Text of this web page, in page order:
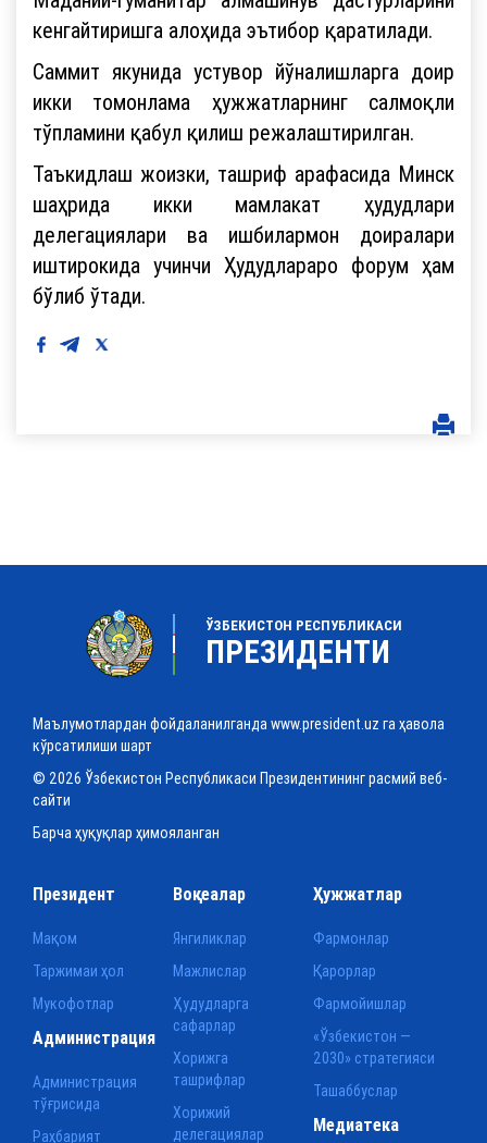
кенгайтиришга алоҳида эътибор қаратилади.
Саммит якунида устувор йўналишларга доир
икки томонлама ҳужжатларнинг салмоқли
тўпламини қабул қилиш режалаштирилган.
Таъкидлаш жоизки, ташриф арафасида Минск
шаҳрида икки мамлакат ҳудудлари
делегациялари ва ишбилармон доиралари
иштирокида учинчи Ҳудудлараро форум ҳам
бўлиб ўтади.
ЎЗБЕКИСТОН РЕСПУБЛИКАСИ
ПРЕЗИДЕНТИ
Маълумотлардан фойдаланилганда www.president.uz га ҳавола
кўрсатилиши шарт
© 2026 Ўзбекистон Республикаси Президентининг расмий веб-
сайти
Барча ҳуқуқлар ҳимояланган
Президент
Мақом
Таржимаи ҳол
Мукофотлар
Воқеалар
Янгиликлар
Мажлислар
Ҳудудларга
сафарлар
Хорижга
ташрифлар
Хорижий
делегациялар
Ҳужжатлар
Фармонлар
Қарорлар
Фармойишлар
«Ўзбекистон —
2030» стратегияси
Ташаббуслар
Администрация
Администрация
тўғрисида
Раҳбарият
Медиатека